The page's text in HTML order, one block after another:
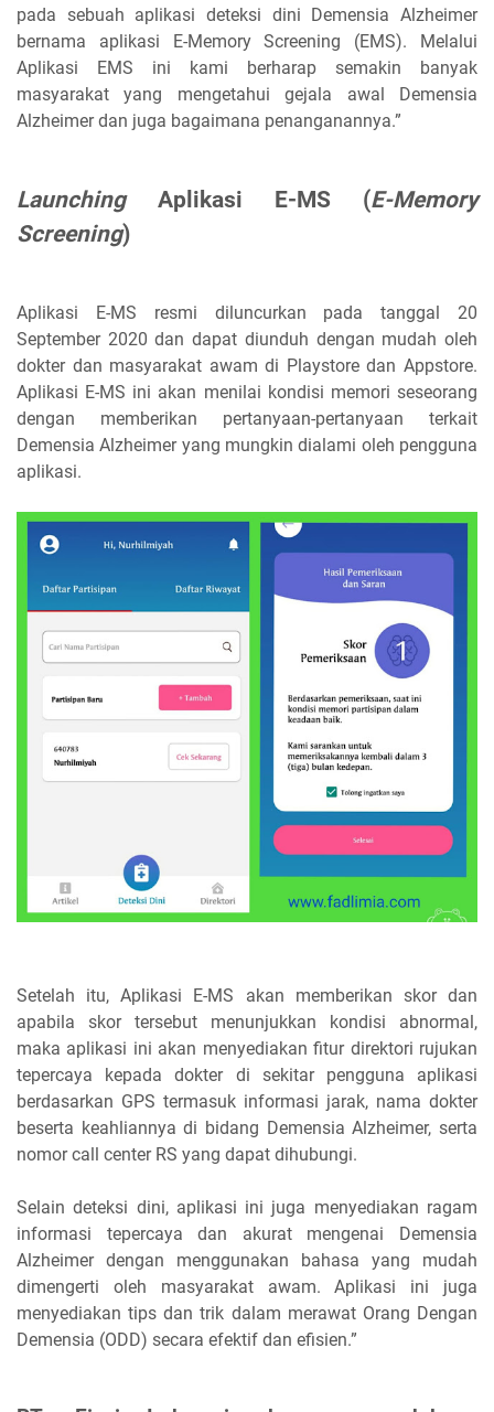
pada sebuah aplikasi deteksi dini Demensia Alzheimer
bernama aplikasi E-Memory Screening (EMS). Melalui
Aplikasi EMS ini kami berharap semakin banyak
masyarakat yang mengetahui gejala awal Demensia
Alzheimer dan juga bagaimana penanganannya.”
LaunchingAplikasi E-MS (E-Memory
Screening)
Aplikasi E-MS resmi diluncurkan pada tanggal 20
September 2020 dan dapat diunduh dengan mudah oleh
dokter dan masyarakat awam di Playstore dan Appstore.
Aplikasi E-MS ini akan menilai kondisi memori seseorang
dengan memberikan pertanyaan-pertanyaan terkait
Demensia Alzheimer yang mungkin dialami oleh pengguna
aplikasi.
Setelah itu, Aplikasi E-MS akan memberikan skor dan
apabila skor tersebut menunjukkan kondisi abnormal,
maka aplikasi ini akan menyediakan fitur direktori rujukan
tepercaya kepada dokter di sekitar pengguna aplikasi
berdasarkan GPS termasuk informasi jarak, nama dokter
beserta keahliannya di bidang Demensia Alzheimer, serta
nomor call center RS yang dapat dihubungi.
Selain deteksi dini, aplikasi ini juga menyediakan ragam
informasi tepercaya dan akurat mengenai Demensia
Alzheimer dengan menggunakan bahasa yang mudah
dimengerti oleh masyarakat awam. Aplikasi ini juga
menyediakan tips dan trik dalam merawat Orang Dengan
Demensia (ODD) secara efektif dan efisien.”